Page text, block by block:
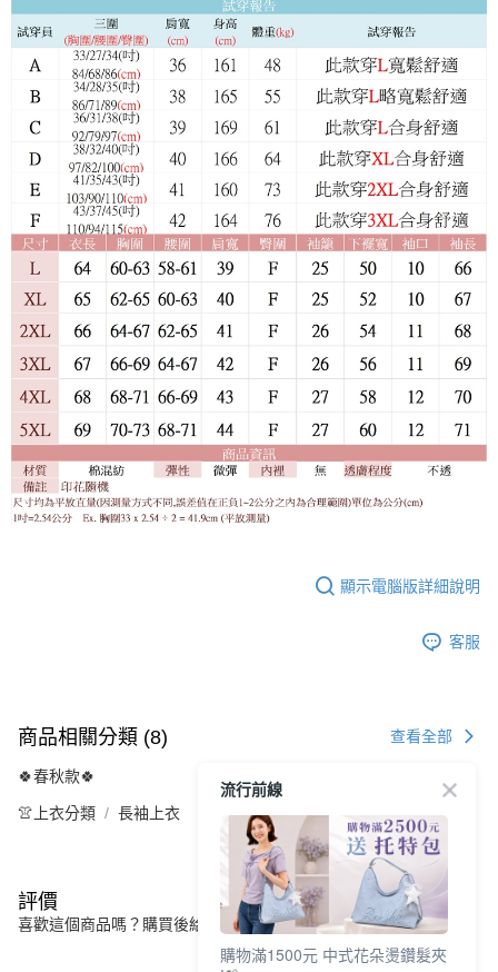
顯示電腦版詳細說明
客服
商品相關分類 (8) 查看全部
🍀春秋款🍀
👚上衣分類 長袖上衣
評價
喜歡這個商品嗎？購買後給他一個好評吧
流行前線
購物滿1500元 中式花朵燙鑽髮夾